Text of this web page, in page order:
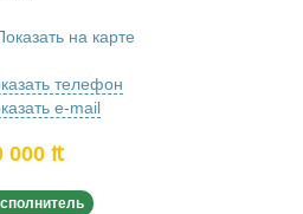
на карте
телефон
e-mail
000 ₶